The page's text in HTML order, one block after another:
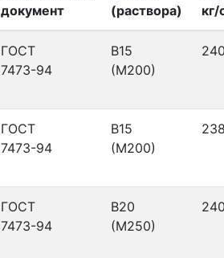
документ
(раствора)
кг/
ГОСТ
7473-94
В15
(М200)
ГОСТ
7473-94
В15
(М200)
ГОСТ
7473-94
В20
(М250)